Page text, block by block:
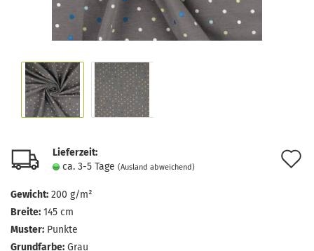
Lieferzeit:
ca. 3-5 Tage (Ausland abweichend)
Gewicht: 200 g/m²
Breite: 145 cm
Muster: Punkte
Grundfarbe: Grau